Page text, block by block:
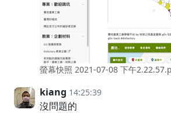
螢幕快照 2021-07-08 下午
kiang 14:25:39
沒問題的